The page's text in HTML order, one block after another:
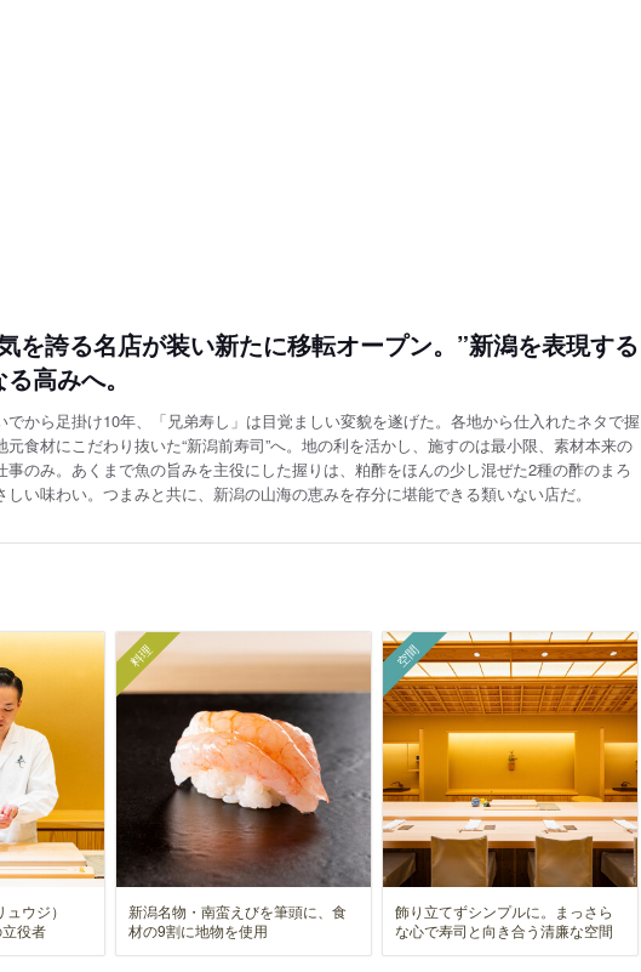
を誇る名店が装い新たに移転オープン。”新潟を表現する
高みへ。
でから足掛け10年、「兄弟寿し」は目覚ましい変貌を遂げた。各地から仕入れたネタで握
元食材にこだわり抜いた“新潟前寿司”へ。地の利を活かし、施すのは最小限、素材本来の
事のみ。あくまで魚の旨みを主役にした握りは、粕酢をほんの少し混ぜた2種の酢のまろ
い味わい。つまみと共に、新潟の山海の恵みを存分に堪能できる類いない店だ。
ウジ）
立役者
料理
新潟名物・南蛮えびを筆頭に、食
材の9割に地物を使用
空間
飾り立てずシンプルに。まっさら
な心で寿司と向き合う清廉な空間